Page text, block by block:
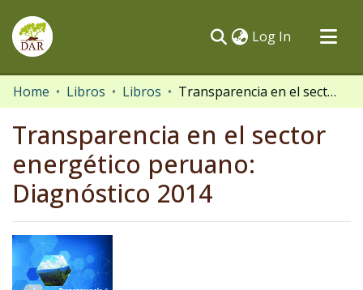
Log In (current)
Communities & Collections
All of DSpace
Statistics
Home Libros Libros Transparencia en el sector energético peruano: Diagnóstico 2014
Transparencia en el sector
energético peruano:
Diagnóstico 2014